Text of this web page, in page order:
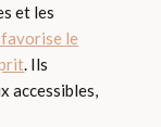
et les
le
. Ils
accessibles,